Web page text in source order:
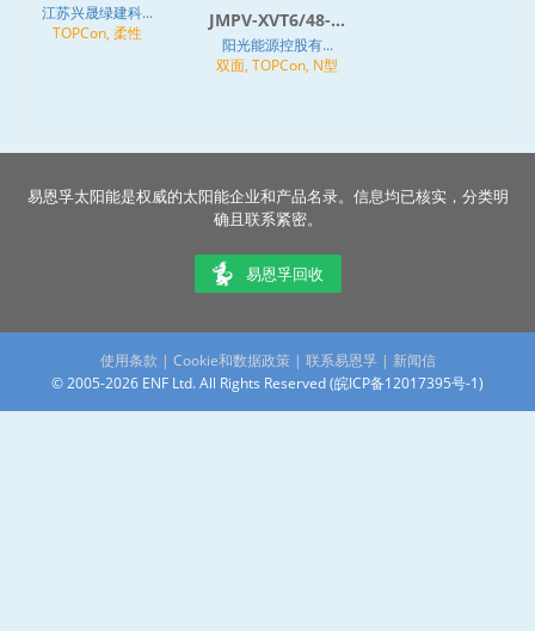
江苏兴晟绿建科...
TOPCon, 柔性
JMPV-XVT6/48-...
阳光能源控股有...
双面, TOPCon, N型
易恩孚太阳能是权威的太阳能企业和产品名录。信息均已核实，分类明
确且联系紧密。
易恩孚回收
使用条款 | Cookie和数据政策| 联系易恩孚 | 新闻信
© 2005-2026 ENF Ltd. All Rights Reserved (皖ICP备12017395号-1)